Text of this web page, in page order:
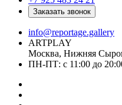
Заказать звонок
info@reportage.gallery
ARTPLAY
Москва, Нижняя
ПН-ПТ: с 11:00 до